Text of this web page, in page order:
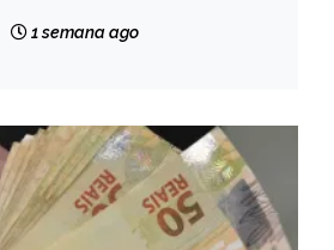
1 semana ago